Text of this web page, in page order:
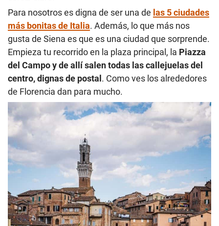
Para nosotros es digna de ser una de las 5 ciudades
más bonitas de Italia. Además, lo que más nos
gusta de Siena es que es una ciudad que sorprende.
Empieza tu recorrido en la plaza principal, la Piazza
del Campoy de allí salen todas las callejuelas del
centro, dignas de postal . Como ves los alrededores
de Florencia dan para mucho.